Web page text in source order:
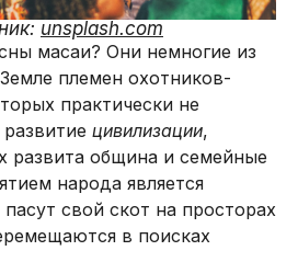
unsplash.com
масаи? Они немногие из
племен охотников-
практически не
цивилизации,
развита община и семейные
народа является
свой скот на просторах
в поисках